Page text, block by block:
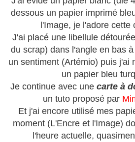
dessous un papier imprimé
l'Image, je l'adore cette
J'ai placé une libellule
du scrap) dans l'angle en bas
un sentiment (Artémio) puis j'ai
un papier bleu
Je continue avec une carte à
un tuto proposé par
Et j'ai encore utilisé mes
moment (L'Encre et l'Image)
l'heure actuelle,